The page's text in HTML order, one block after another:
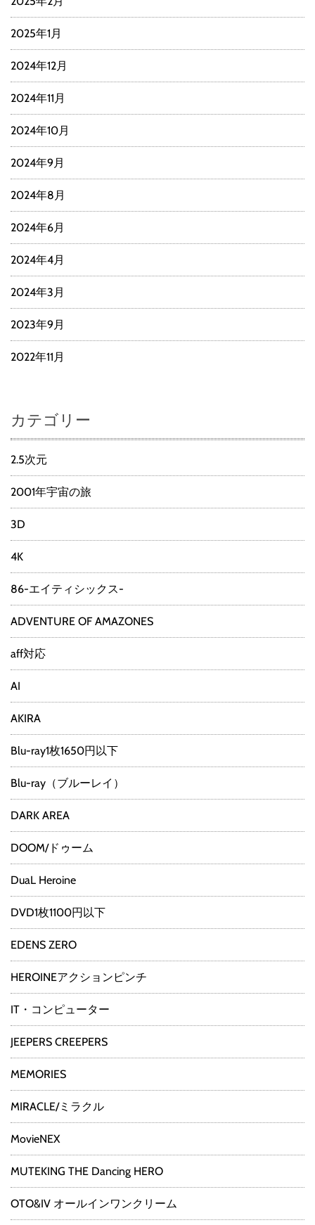
2025年1月
2024年12月
2024年11月
2024年10月
2024年9月
2024年8月
2024年6月
2024年4月
2024年3月
2023年9月
2022年11月
カテゴリー
2.5次元
2001年宇宙の旅
3D
4K
86-エイティシックス-
ADVENTURE OF AMAZONES
aff対応
AI
AKIRA
Blu-ray1枚1650円以下
Blu-ray（ブルーレイ）
DARK AREA
DOOM/ドゥーム
DuaL Heroine
DVD1枚1100円以下
EDENS ZERO
HEROINEアクションピンチ
IT・コンピューター
JEEPERS CREEPERS
MEMORIES
MIRACLE/ミラクル
MovieNEX
MUTEKING THE Dancing HERO
OTO&IV オールインワンクリーム